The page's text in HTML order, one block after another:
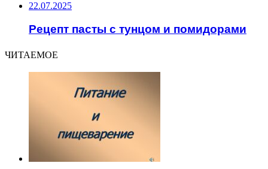
22.07.2025
Рецепт пасты с тунцом и помидорами
ЧИТАЕМОЕ